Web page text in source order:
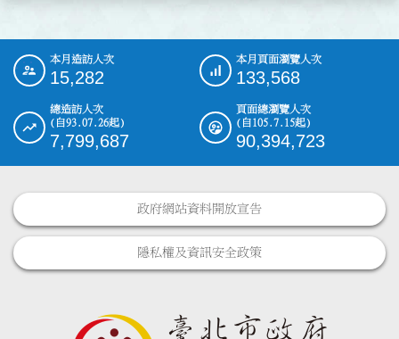
::: 本月造訪人次
15,282
本月頁面瀏覽人次
133,568
總造訪人次
(自93.07.26起)
7,799,687
頁面總瀏覽人次
(自105.7.15起)
90,394,723
政府網站資料開放宣告
隱私權及資訊安全政策